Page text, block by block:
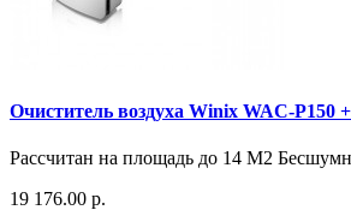
Очиститель воздуха Winix WAC-
Рассчитан на площадь до 14 М2
19 176.00 р.